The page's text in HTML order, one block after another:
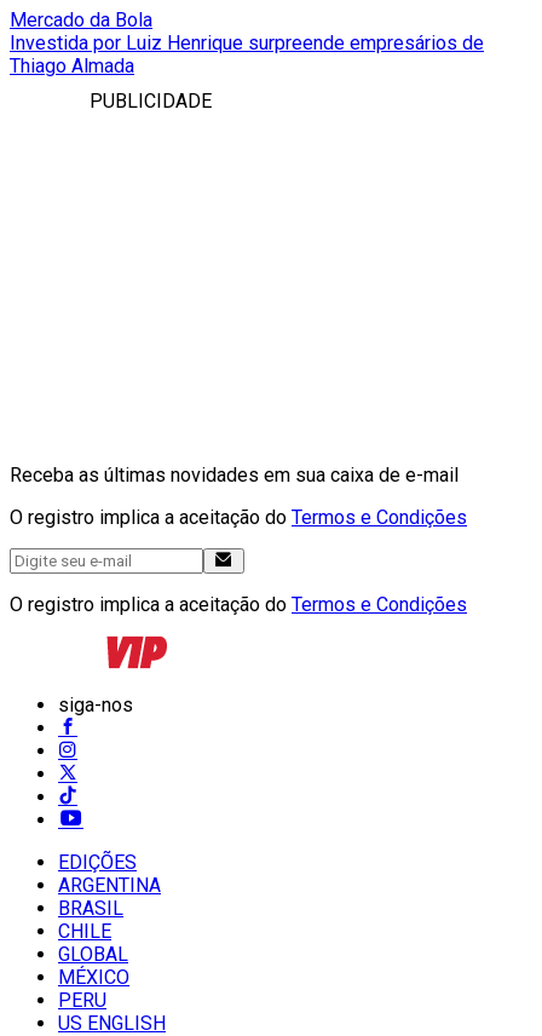
Mercado da Bola
Investida por Luiz Henrique surpreende empresários de
Thiago Almada
PUBLICIDADE
Receba as últimas novidades em sua caixa de e-mail
O registro implica a aceitação do Termos e Condições
O registro implica a aceitação do Termos e Condições
siga-nos
EDIÇÕES
ARGENTINA
BRASIL
CHILE
GLOBAL
MÉXICO
PERU
US ENGLISH